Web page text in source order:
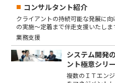
コンサルタント紹介
クライアントの持続可能な発展に
の実施～定着まで伴走支援いたしま
業務支援
システム開発
ント極意シリ
複数のＩＴエン